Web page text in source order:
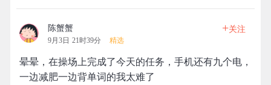
陈蟹蟹
9月3日 21时39分 精选
+关注
晕晕，在操场上完成了今天的任务，手机还有九个电，
一边减肥一边背单词的我太难了